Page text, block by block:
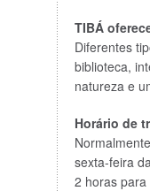
TIBÁ
Diferentes
biblioteca,
natureza e
Horário de
sexta-feira
2 horas